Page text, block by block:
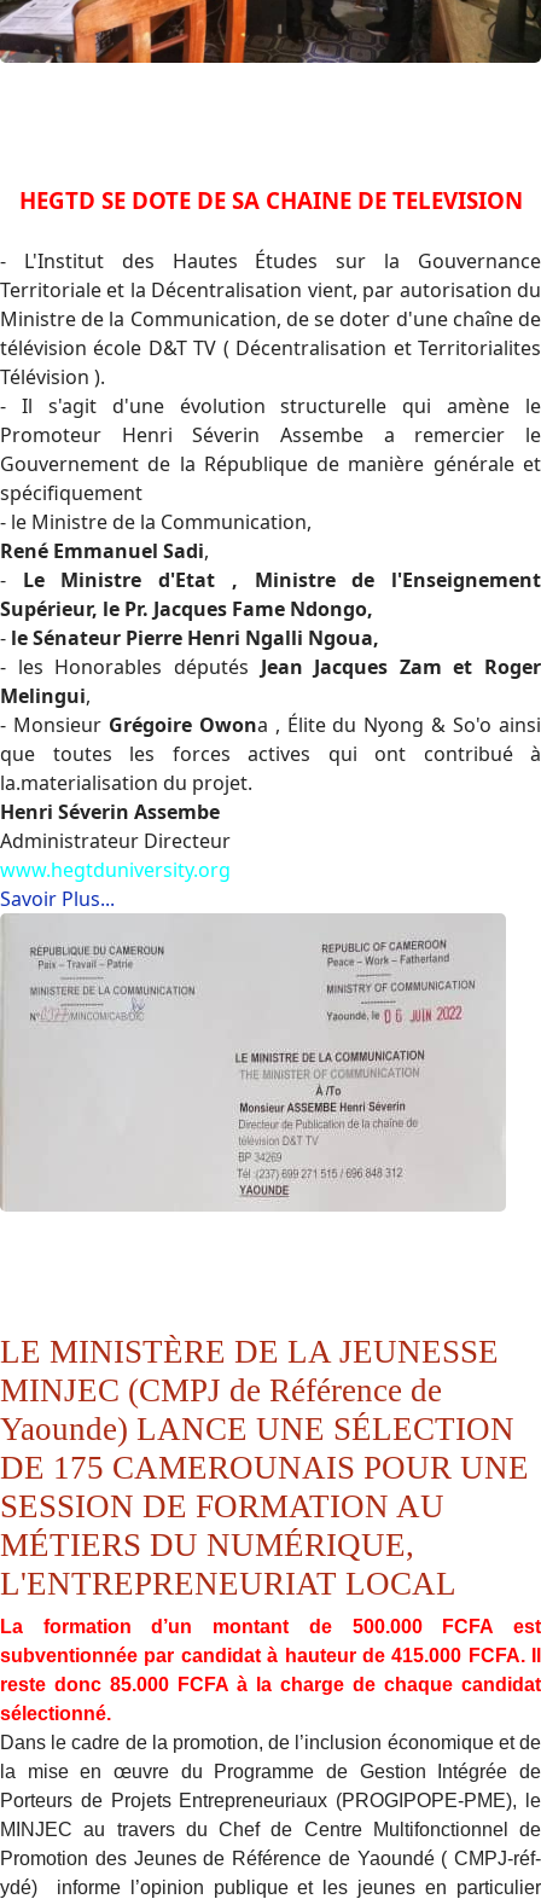
HEGTD SE DOTE DE SA CHAINE DE TELEVISION
- L'Institut des Hautes Études sur la Gouvernance
Territoriale et la Décentralisation vient, par autorisation du
Ministre de la Communication, de se doter d'une chaîne de
télévision école D&T TV ( Décentralisation et Territorialites
Télévision ).
- Il s'agit d'une évolution structurelle qui amène le
Promoteur Henri Séverin Assembe a remercier le
Gouvernement de la République de manière générale et
spécifiquement
- le Ministre de la Communication,
René Emmanuel Sadi,
- Le Ministre d'Etat , Ministre de l'Enseignement
Supérieur, le Pr. Jacques Fame Ndongo,
- le Sénateur Pierre Henri Ngalli Ngoua,
- les Honorables députés Jean Jacques Zam et Roger
Melingui,
- Monsieur Grégoire Owona , Élite du Nyong & So'o ainsi
que toutes les forces actives qui ont contribué à
la.materialisation du projet.
Henri Séverin Assembe
Administrateur Directeur
www.hegtduniversity.org
Savoir Plus...
LE MINISTÈRE DE LA JEUNESSE
MINJEC (CMPJ de Référence de
Yaounde) LANCE UNE SÉLECTION
DE 175 CAMEROUNAIS POUR UNE
SESSION DE FORMATION AU
MÉTIERS DU NUMÉRIQUE,
L'ENTREPRENEURIAT LOCAL
La formation d’un montant de 500.000 FCFA est
subventionnée par candidat à hauteur de 415.000 FCFA. Il
reste donc 85.000 FCFA à la charge de chaque candidat
sélectionné.
Dans le cadre de la promotion, de l’inclusion économique et de
la mise en œuvre du Programme de Gestion Intégrée de
Porteurs de Projets Entrepreneuriaux (PROGIPOPE-PME), le
MINJEC au travers du Chef de Centre Multifonctionnel de
Promotion des Jeunes de Référence de Yaoundé ( CMPJ-réf-
ydé) informe l’opinion publique et les jeunes en particulier